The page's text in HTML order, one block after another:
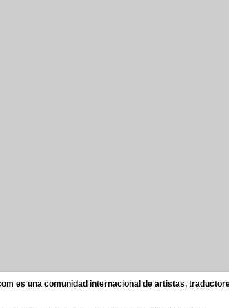
es una comunidad internacional de artistas,